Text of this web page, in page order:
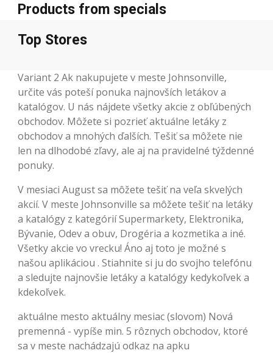
Products from specials
Top Stores
Variant 2 Ak nakupujete v meste Johnsonville,
určite vás poteší ponuka najnovších letákov a
katalógov. U nás nájdete všetky akcie z obľúbených
obchodov. Môžete si pozrieť aktuálne letáky z
obchodov a mnohých ďalších. Tešiť sa môžete nie
len na dlhodobé zľavy, ale aj na pravidelné týždenné
ponuky.
V mesiaci August sa môžete tešiť na veľa skvelých
akcií. V meste Johnsonville sa môžete tešiť na letáky
a katalógy z kategórií Supermarkety, Elektronika,
Bývanie, Odev a obuv, Drogéria a kozmetika a iné.
Všetky akcie vo vrecku! Áno aj toto je možné s
našou aplikáciou . Stiahnite si ju do svojho telefónu
a sledujte najnovšie letáky a katalógy kedykoľvek a
kdekoľvek.
aktuálne mesto aktuálny mesiac (slovom) Nová
premenná - vypíše min. 5 rôznych obchodov, ktoré
sa v meste nachádzajú odkaz na apku